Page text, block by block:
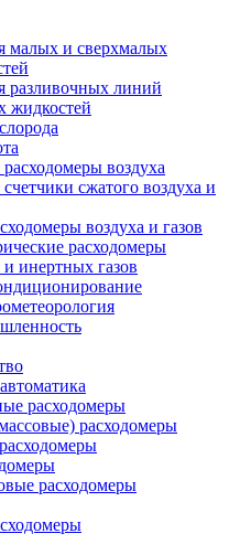
малых и сверхмалых
разливочных линий
жидкостей
воздуха
сжатого воздуха и
воздуха и газов
расходомеры
и инертных газов
расходомеры
расходомеры
расходомеры